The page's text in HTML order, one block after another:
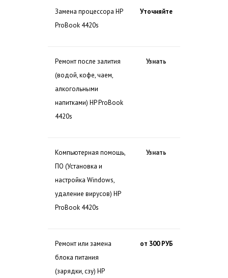
Замена процессора HP
ProBook 4420s
Уточняйте
Ремонт после залития
(водой, кофе, чаем,
алкогольными
напитками) HP ProBook
4420s
Узнать
Компьютерная помощь,
ПО (Установка и
настройка Windows,
удаление вирусов) HP
ProBook 4420s
Узнать
Ремонт или замена
блока питания
(зарядки, сзу) HP
от 300 РУБ